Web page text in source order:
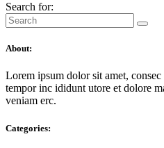
Search for:
About:
Lorem ipsum dolor sit amet,
tempor inc ididunt utore et dolore
veniam erc.
Categories: